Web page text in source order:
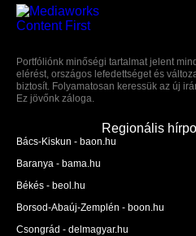
Portfóliónk minőségi tartalmat jelent
elérést, országos lefedettséget és
biztosít. Folyamatosan keressük az új
Ez jövőnk záloga.
Regionális
Bács-Kiskun - baon.hu
Baranya - bama.hu
Békés - beol.hu
Borsod-Abaúj-Zemplén - boon.hu
Csongrád - delmagyar.hu